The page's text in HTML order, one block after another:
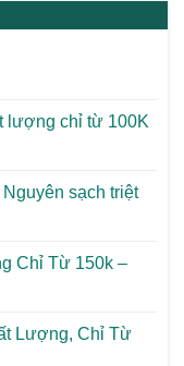
lượng chỉ từ 100K
sạch triệt
Chỉ Từ 150k –
Lượng, Chỉ Từ